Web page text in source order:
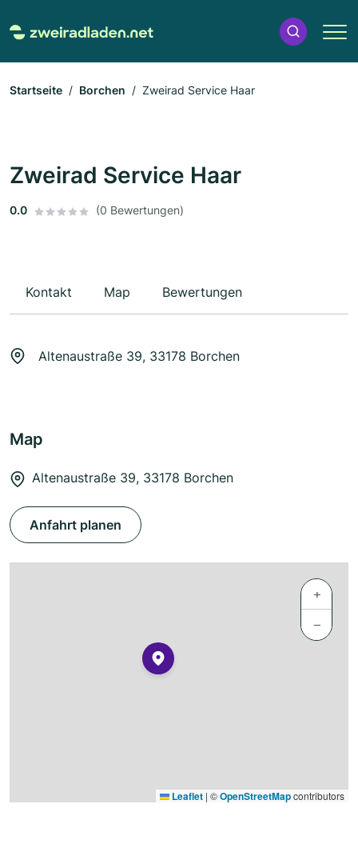
Startseite Borchen Zweirad Service Haar
Zweirad Service Haar
0.0 (0 Bewertungen)
Kontakt Map Bewertungen
Altenaustraße 39, 33178 Borchen
Map
Altenaustraße 39, 33178 Borchen
Anfahrt planen
+
−
Leaflet | ©OpenStreetMapcontributors